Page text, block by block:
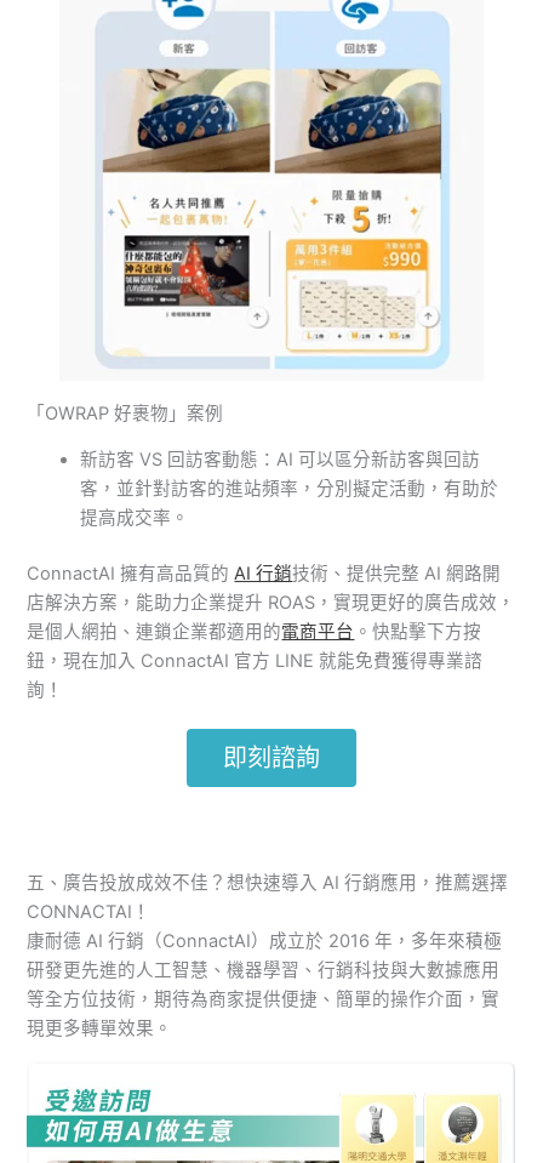
「OWRAP 好裹物」案例
新訪客 VS 回訪客動態：AI 可以區分新訪客與回訪
客，並針對訪客的進站頻率，分別擬定活動，有助於
提高成交率。
ConnactAI 擁有高品質的AI 行銷技術、提供完整 AI 網路開
店解決方案，能助力企業提升 ROAS，實現更好的廣告成效，
是個人網拍、連鎖企業都適用的電商平台 。快點擊下方按
鈕，現在加入 ConnactAI 官方 LINE 就能免費獲得專業諮
詢！
即刻諮詢
五、廣告投放成效不佳？想快速導入 AI 行銷應用，推薦選擇
CONNACTAI！
康耐德 AI 行銷（ConnactAI）成立於 2016 年，多年來積極
研發更先進的人工智慧、機器學習、行銷科技與大數據應用
等全方位技術，期待為商家提供便捷、簡單的操作介面，實
現更多轉單效果。